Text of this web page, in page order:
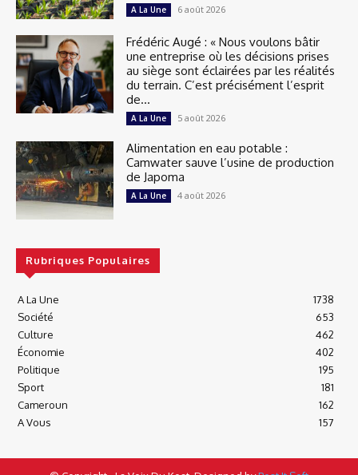
A La Une 6 août 2026
Frédéric Augé : « Nous voulons bâtir
une entreprise où les décisions prises
au siège sont éclairées par les réalités
du terrain. C’est précisément l’esprit
de...
A La Une 5 août 2026
Alimentation en eau potable :
Camwater sauve l’usine de production
de Japoma
A La Une 4 août 2026
Rubriques Populaires
A La Une
1738
Société
653
Culture
462
Économie
402
Politique
195
Sport
181
Cameroun
162
A Vous
157